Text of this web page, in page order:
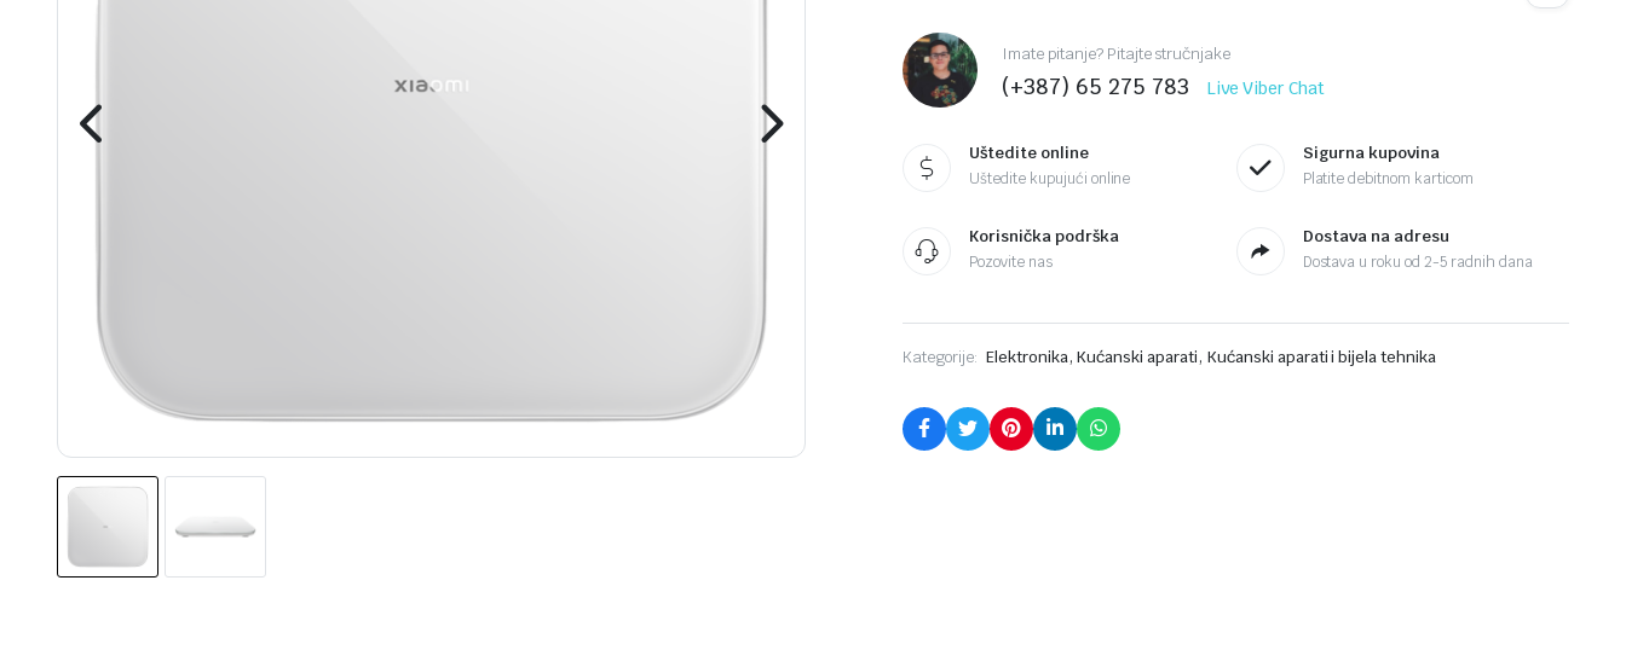
Imate pitanje? Pitajte stručnjake
(+387) 65 275 783 Live Viber Chat
Uštedite online
Uštedite kupujući online
Sigurna kupovina
Platite debitnom karticom
Korisnička podrška
Pozovite nas
Dostava na adresu
Dostava u roku od 2-5 radnih dana
Kategorije: Elektronika, Kućanski aparati, Kućanski aparati i bijela tehnika